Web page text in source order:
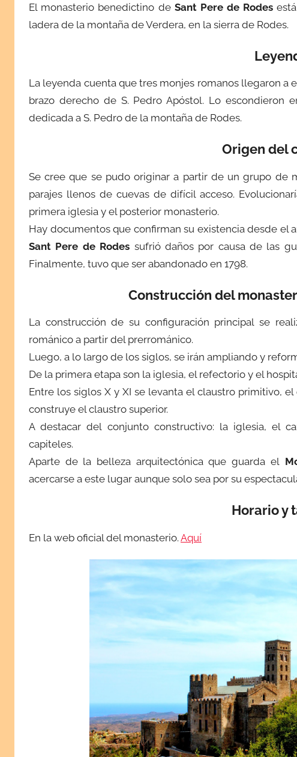
e
l
i
l
1
0
1
4
El monasterio benedictino de Sant Pere de Rodes
ladera de la montaña de Verdera, en la sierra de Rodes.
La leyenda cuenta que tres monjes romanos llegaron a
brazo derecho de S. Pedro Apóstol. Lo escondieron
dedicada a S. Pedro de la montaña de Rodes.
Origen del
Se cree que se pudo originar a partir de un grupo de
parajes llenos de cuevas de difícil acceso.
primera iglesia y el posterior monasterio.
Hay documentos que confirman su existencia desde el
Sant Pere de Rodes sufrió daños por causa de las
Finalmente, tuvo que ser abandonado en 1798.
Construcción del
La construcción de su configuración principal se
románico a partir del prerrománico.
Luego, a lo largo de los siglos, se irán ampliando y
De la primera etapa son la iglesia, el refectorio y el
Entre los siglos X y XI se levanta el claustro primitivo,
construye el claustro superior.
A destacar del conjunto constructivo: la iglesia, el
capiteles.
Aparte de la belleza arquitectónica que guarda el
acercarse a este lugar aunque solo sea por su
Horario y
En la web oficial del monasterio.Aquí